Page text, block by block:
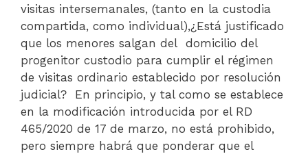
visitas intersemanales, (tanto en la custodia
compartida, como individual),¿Está justificado
que los menores salgan del domicilio del
progenitor custodio para cumplir el régimen
de visitas ordinario establecido por resolución
judicial? En principio, y tal como se establece
en la modificación introducida por el RD
465/2020 de 17 de marzo, no está prohibido,
pero siempre habrá que ponderar que el